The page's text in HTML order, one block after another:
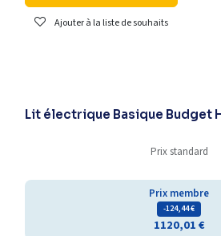
Ajouter à la liste de souhaits
Lit électrique Basique Budget
Prix standard
Prix membre
- 124,44€
1120,01€